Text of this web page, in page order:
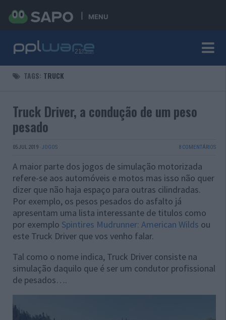
MENU
TAGS: TRUCK
Truck Driver, a condução de um peso
pesado
05 JUL 2019 · JOGOS 8 COMENTÁRIOS
A maior parte dos jogos de simulação motorizada
refere-se aos automóveis e motos mas isso não quer
dizer que não haja espaço para outras cilindradas.
Por exemplo, os pesos pesados do asfalto já
apresentam uma lista interessante de titulos como
por exemplo Spintires Mudrunner: American Wilds ou
este Truck Driver que vos venho falar.
Tal como o nome indica, Truck Driver consiste na
simulação daquilo que é ser um condutor profissional
de pesados….